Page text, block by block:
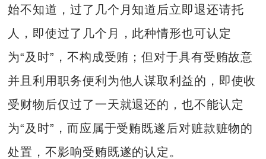
始不知道，过了几个月知道后立即退还请托
人，即使过了几个月，此种情形也可认定
为“及时”，不构成受贿；但对于具有受贿故意
并且利用职务便利为他人谋取利益的，即使收
受财物后仅过了一天就退还的，也不能认定
为“及时”，而应属于受贿既遂后对赃款赃物的
处置，不影响受贿既遂的认定。